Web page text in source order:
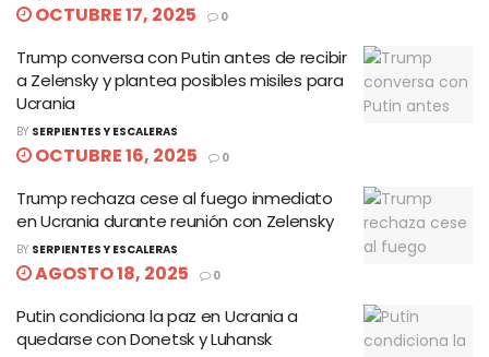
OCTUBRE 17, 2025 0
Trump conversa con Putin antes de recibir
a Zelensky y plantea posibles misiles para
Ucrania
BY SERPIENTES Y ESCALERAS
OCTUBRE 16, 2025 0
Trump rechaza cese al fuego inmediato
en Ucrania durante reunión con Zelensky
BY SERPIENTES Y ESCALERAS
AGOSTO 18, 2025 0
Putin condiciona la paz en Ucrania a
quedarse con Donetsk y Luhansk